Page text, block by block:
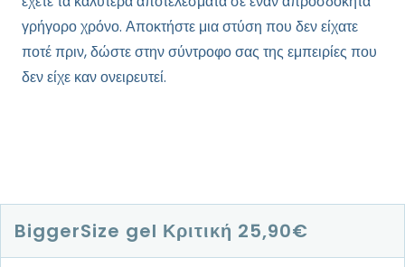
γρήγορο χρόνο. Αποκτήστε μια στύση που δεν είχατε
ποτέ πριν, δώστε στην σύντροφο σας της εμπειρίες που
δεν είχε καν ονειρευτεί.
BiggerSize gel Κριτική 25,90€